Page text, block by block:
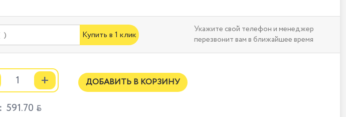
Купить в 1 клик
Укажите свой телефон и менеджер
перезвонит вам в ближайшее время
+
591.70 
ДОБАВИТЬ В КОРЗИНУ